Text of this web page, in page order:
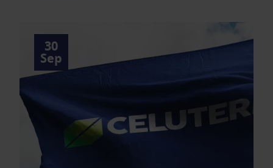
30
Sep